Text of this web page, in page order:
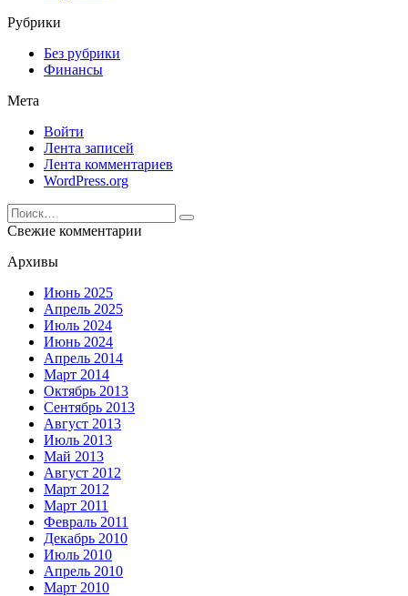
Рубрики
Без рубрики
Финансы
Мета
Войти
Лента записей
Лента комментариев
WordPress.org
Search
for:
Свежие комментарии
Архивы
Июнь 2025
Апрель 2025
Июль 2024
Июнь 2024
Апрель 2014
Март 2014
Октябрь 2013
Сентябрь 2013
Август 2013
Июль 2013
Май 2013
Август 2012
Март 2012
Март 2011
Февраль 2011
Декабрь 2010
Июль 2010
Апрель 2010
Март 2010